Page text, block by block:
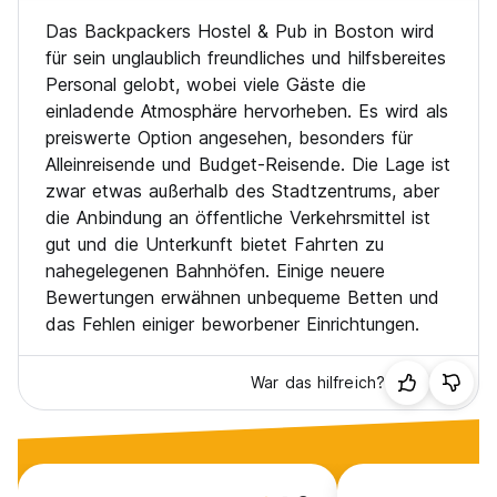
Backpackers Hostel befindet sich in der Stadt Everett, einer
Stadt, die lebendig wird. Machen Sie einen 10 -minütigen
Spaziergang zum Encore Casino Resort, eine fabelhafte
Ausstellung von Blumen und Wasserstraßen sowie ein 5 -
Sterne -Hotel und ein Casino. Eine sichere Wette ist es, Ihr
Geld in Ihrer Tasche zu halten, aber über das luxuriöseste
Casino auf dem Planeten zu staunen.
Ein 10 -minütiger Spaziergang zum Lieblings -Craft -Bezirk
von Boston. Heimat der preisgekrönten
Nachtschichtbrauerei, Bone -Up -Brau, Bier Moose
Company, Short Path Distillery oder Aeronut Cannnery und
Taproom, mit Food -Trucks und Live -Musik -Acts am
Wochenende.
Marihuana ist in Massachsetts legal, und die Rise -Apotheke
befindet sich in der Nähe.
Der Everett Square, ein 5 -minütiger Spaziergang, ist ein
sehr vielfältiges, komfortables und sicheres
Nachbarschaftszentrum. Heimat einiger der köstlichsten
Das Backpackers Hostel & Pub in Boston wird
für sein unglaublich freundliches und hilfsbereites
Personal gelobt, wobei viele Gäste die
einladende Atmosphäre hervorheben. Es wird als
preiswerte Option angesehen, besonders für
Alleinreisende und Budget-Reisende. Die Lage ist
zwar etwas außerhalb des Stadtzentrums, aber
die Anbindung an öffentliche Verkehrsmittel ist
gut und die Unterkunft bietet Fahrten zu
nahegelegenen Bahnhöfen. Einige neuere
Bewertungen erwähnen unbequeme Betten und
das Fehlen einiger beworbener Einrichtungen.
War das hilfreich?